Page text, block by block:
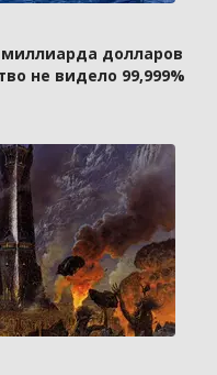
долларов
не видело 99,999%